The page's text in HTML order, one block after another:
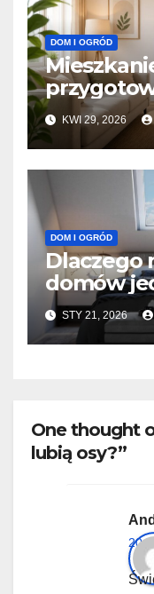
DOM I OGRÓD
najemcę?
KWI 29, 2026
DOM I OGRÓD
Dlaczego
domów
STY 21, 2026
One thought
lubią osy?”
20